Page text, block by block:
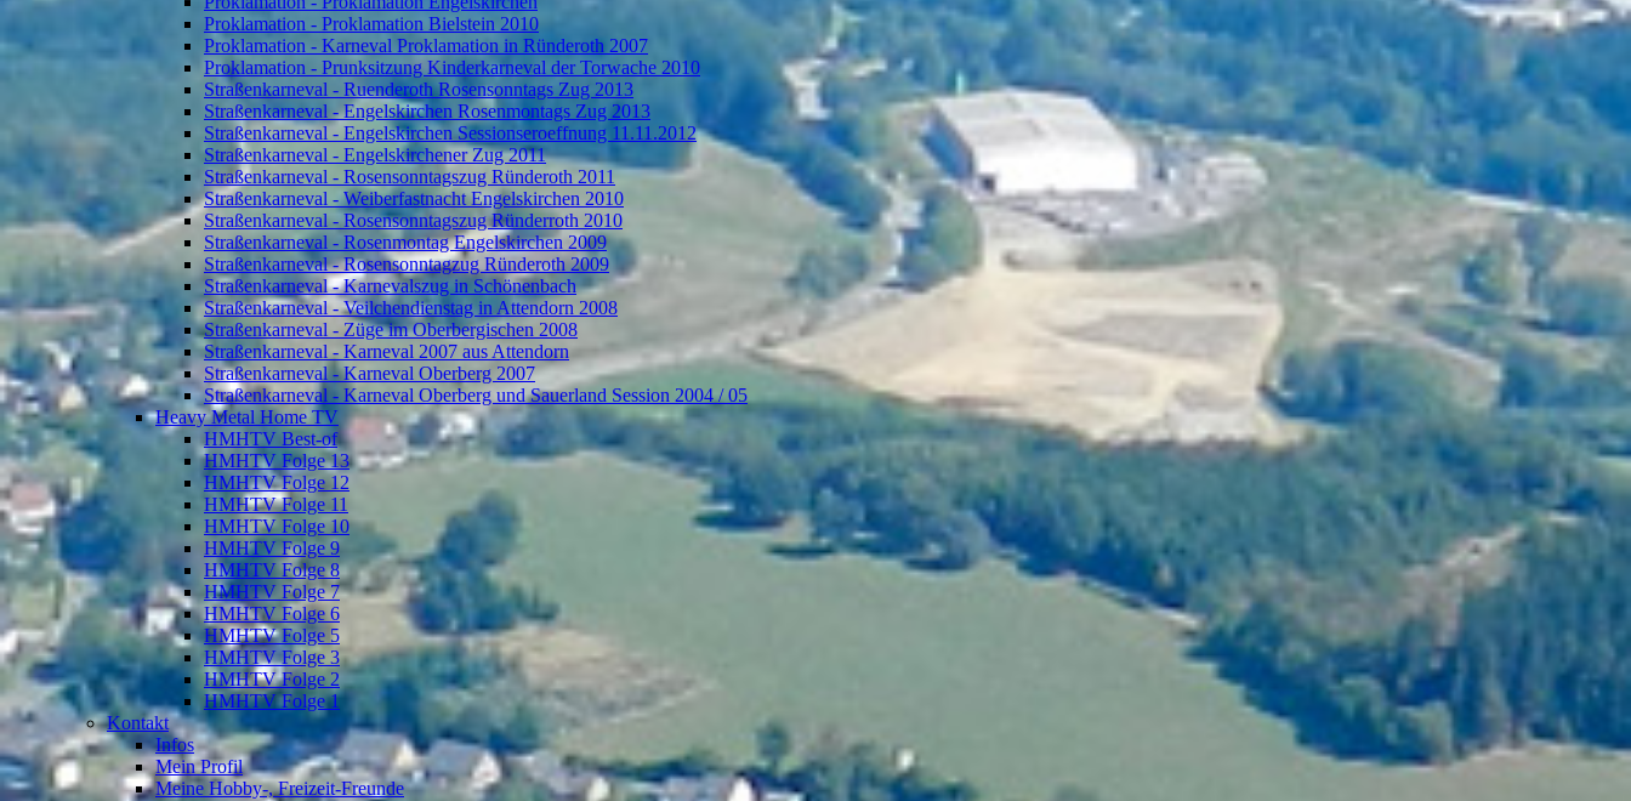
Proklamation - Proklamation Bielstein 2010
Proklamation - Karneval Proklamation in Ründeroth 2007
Proklamation - Prunksitzung Kinderkarneval der Torwache 2010
Straßenkarneval - Ruenderoth Rosensonntags Zug 2013
Straßenkarneval - Engelskirchen Rosenmontags Zug 2013
Straßenkarneval - Engelskirchen Sessionseroeffnung 11.11.2012
Straßenkarneval - Engelskirchener Zug 2011
Straßenkarneval - Rosensonntagszug Ründeroth 2011
Straßenkarneval - Weiberfastnacht Engelskirchen 2010
Straßenkarneval - Rosensonntagszug Ründerroth 2010
Straßenkarneval - Rosenmontag Engelskirchen 2009
Straßenkarneval - Rosensonntagzug Ründeroth 2009
Straßenkarneval - Karnevalszug in Schönenbach
Straßenkarneval - Veilchendienstag in Attendorn 2008
Straßenkarneval - Züge im Oberbergischen 2008
Straßenkarneval - Karneval 2007 aus Attendorn
Straßenkarneval - Karneval Oberberg 2007
Straßenkarneval - Karneval Oberberg und Sauerland Session 2004 / 05
Heavy Metal Home TV
HMHTV Best-of
HMHTV Folge 13
HMHTV Folge 12
HMHTV Folge 11
HMHTV Folge 10
HMHTV Folge 9
HMHTV Folge 8
HMHTV Folge 7
HMHTV Folge 6
HMHTV Folge 5
HMHTV Folge 3
HMHTV Folge 2
HMHTV Folge 1
Kontakt
Infos
Mein Profil
Meine Hobby-, Freizeit-Freunde